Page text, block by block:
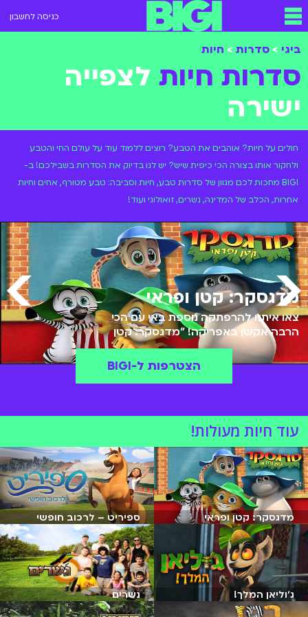
כניסה לחשבון
ביגי > סדרות > חיות
סדרות חיות לצפייה
ישירה
חולים על חיות? אוהבים את הטבע? רוצים ללמוד עוד על עולם החי והטבע
ולחקור אותו בצורה הכי כיפית שיש? יש לנו בדיוק את הסדרות בשבילכם! ב-
BIGI מחכות לכם מגוון של סדרות טבע, חיות וסביבה: טבע מטורף, אחים וחיות
אחרות, הכלב של המדינה, נשרים, זואולוגי ועוד!
מדגסקר: קטן ופראי
צאו איתנו להרפתקה נוספת באי עם הכי
הרבה אקשן באפריקה! "מדגסקר: קטן
ופראי" מבית אולפני האנמיציה
"DreamWorks" מגיעה ל-BIGI. הסדרה
בארבעת הדמויות הראשיות מהסרט: אלכס
האריה, מרטי הזברה, גלוריה ההיפו ומלמן
הג'ירפה. עלילת הסדרה מתרחשת לפני
תחילת הסרט הראשון. אלכס, מרטי, גלוריה
ומלמן מתגוררים בגן החיות של סנטרל
פארק בניו יורק. יחד הם יוצאים להרפתקאות
בעיר הגדולה דרך מנהרות שהם מצאו בגן
החיות. הצטרפו אליהם בהרפתקה בצפייה
ישירה באתר BIGI!
הצטרפות ל-BIGI
עוד חיות מעולות!
מדגסקר: קטן ופראי ספיריט – לרכוב חופשי
ג׳וליאן המלך! נשרים